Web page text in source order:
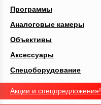
Программы
Аналоговые камеры
Объективы
Аксессуары
Спецоборудование
Акции и спецпредложения!